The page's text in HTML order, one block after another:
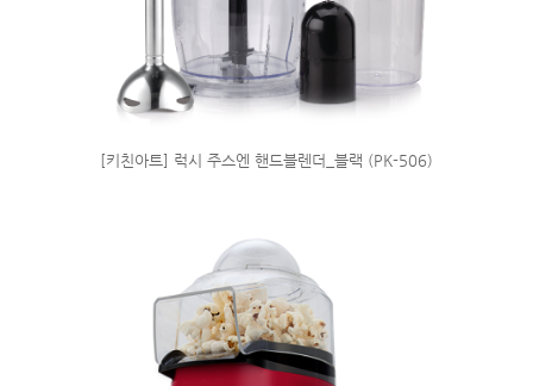
[키친아트] 럭시 주스엔 핸드블렌더_블랙 (PK-506)